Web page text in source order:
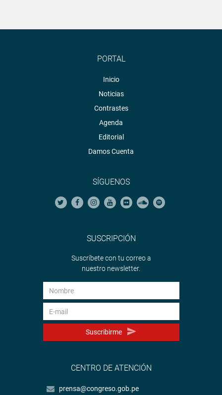
PORTAL
Inicio
Noticias
Contrastes
Agenda
Editorial
Damos Cuenta
SÍGUENOS
SUSCRIPCIÓN
Suscríbete con tu correo a
nuestro newsletter.
Suscribirme
CENTRO DE ATENCIÓN
prensa@congreso.gob.pe